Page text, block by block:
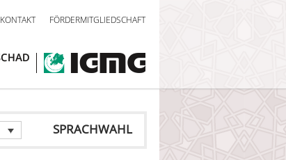
KONTAKT FÖRDERMITGLIEDSCHAFT
SPRACHWAHL